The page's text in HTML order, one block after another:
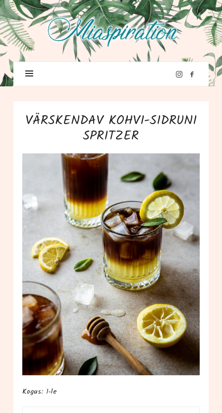
VÄRSKENDAV KOHVI-SIDRUNI
SPRITZER
Kogus: 1‑le